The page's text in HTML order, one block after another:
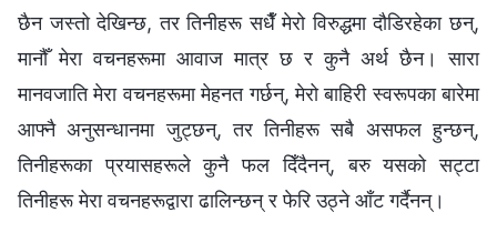
छैन जस्तो देखिन्छ, तर तिनीहरू सधैँ मेरो विरुद्धमा दौडिरहेका छन्,
मानौँ मेरा वचनहरूमा आवाज मात्र छ र कुनै अर्थ छैन। सारा
मानवजाति मेरा वचनहरूमा मेहनत गर्छन्, मेरो बाहिरी स्वरूपका बारेमा
आफ्नै अनुसन्धानमा जुट्छन्, तर तिनीहरू सबै असफल हुन्छन्,
तिनीहरूका प्रयासहरूले कुनै फल दिँदैनन्, बरु यसको सट्टा
तिनीहरू मेरा वचनहरूद्वारा ढालिन्छन् र फेरि उठ्ने आँट गर्दैनन्।